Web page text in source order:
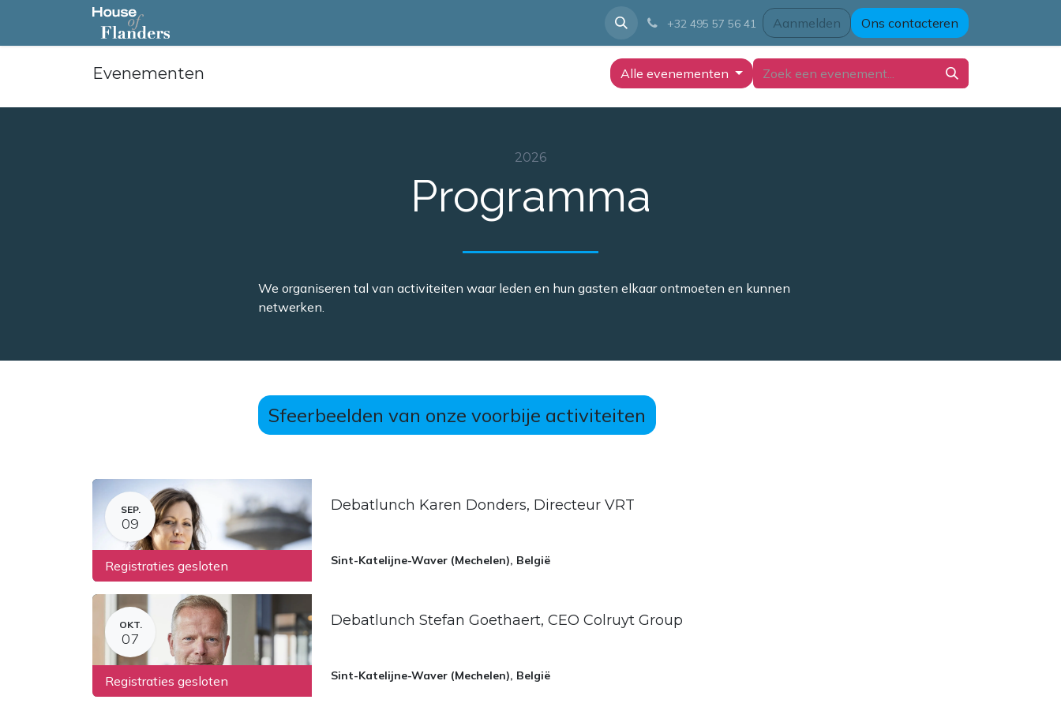
Nieuws Contact+32 495 57 56 41 Aanmelden Ons contacteren
Evenementen Alle evenementen
2026
Programma
We organiseren tal van activiteiten waar leden en hun gasten elkaar ontmoeten en kunnen
netwerken.
Sfeerbeelden van onze voorbije activiteiten
SEP.
09
Registraties gesloten
Debatlunch Karen Donders, Directeur VRT
Sint-Katelijne-Waver (Mechelen), België
OKT.
07
Registraties gesloten
Debatlunch Stefan Goethaert, CEO Colruyt Group
Sint-Katelijne-Waver (Mechelen), België